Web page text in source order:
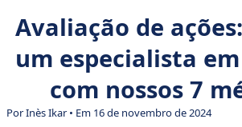
Avaliação de
um especialista
com nossos 7
Por Inès Ikar • Em 16 de novembro de 2024